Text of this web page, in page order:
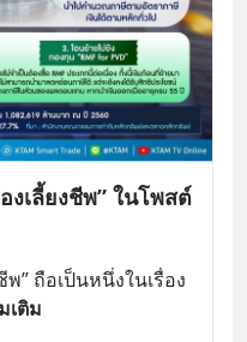
งเลี้ยงชีพ” ในโพสต์
” ถือเป็นหนึ่งในเรื่อง
เติม